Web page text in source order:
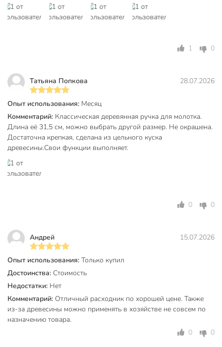
1 0
Татьяна Попкова 28.07.2026
Опыт использования: Месяц
Комментарий: Классическая деревянная ручка для молотка.
Длина её 31,5 см, можно выбрать другой размер. Не окрашена.
Достаточна крепкая, сделана из цельного куска
древесины.Свои функции выполняет.
0 0
Андрей 15.07.2026
Опыт использования: Только купил
Достоинства: Стоимость
Недостатки: Нет
Комментарий: Отличный расходник по хорошей цене. Также
из-за древесины можно применять в хозяйстве не совсем по
назначению товара.
0
0